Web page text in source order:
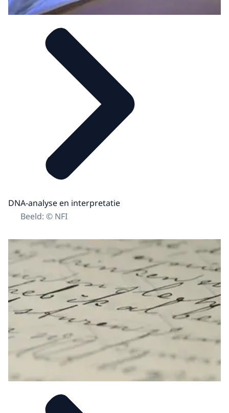
DNA-analyse en interpretatie
Beeld: © NFI